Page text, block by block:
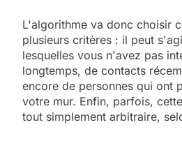
L'algorithme va donc choisir
plusieurs critères : il peut
lesquelles vous n'avez pas
longtemps, de contacts
encore de personnes qui ont
votre mur. Enfin, parfois,
tout simplement arbitraire,